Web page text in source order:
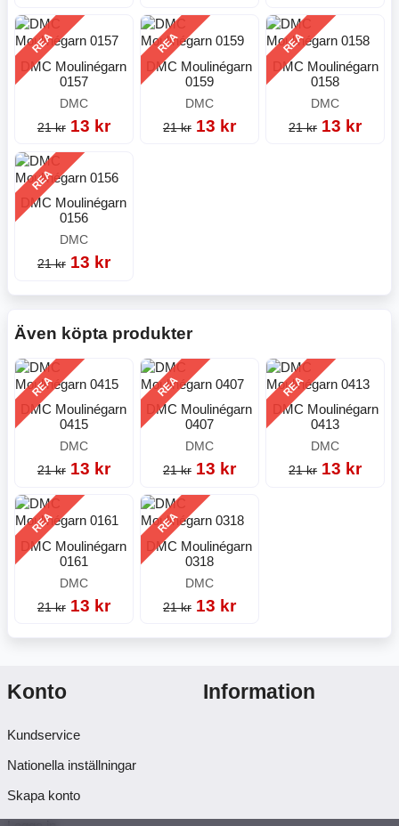
REA
DMC Moulinégarn
0157
DMC
21 kr 13 kr
REA
DMC Moulinégarn
0159
DMC
21 kr 13 kr
REA
DMC Moulinégarn
0158
DMC
21 kr 13 kr
REA
DMC Moulinégarn
0156
DMC
21 kr 13 kr
Även köpta produkter
REA
DMC Moulinégarn
0415
DMC
21 kr 13 kr
REA
DMC Moulinégarn
0407
DMC
21 kr 13 kr
REA
DMC Moulinégarn
0413
DMC
21 kr 13 kr
REA
DMC Moulinégarn
0161
DMC
21 kr 13 kr
REA
DMC Moulinégarn
0318
DMC
21 kr 13 kr
Konto
Kundservice
Nationella inställningar
Skapa konto
Information